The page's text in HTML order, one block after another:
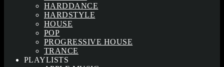
HARDDANCE
HARDSTYLE
HOUSE
POP
PROGRESSIVE HOUSE
TRANCE
PLAYLISTS